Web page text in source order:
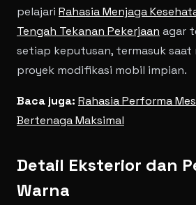
pelajari Rahasia Menjaga
Tengah Tekanan Pekerjaan agar
setiap keputusan, termasuk saat
proyek modifikasi mobil impian.
Baca juga: Rahasia Performa
Bertenaga Maksimal
Detail Eksterior dan
Warna